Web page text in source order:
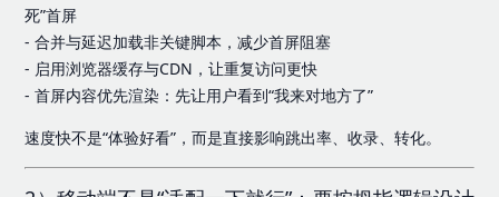
死”首屏
- 合并与延迟加载非关键脚本，减少首屏阻塞
- 启用浏览器缓存与CDN，让重复访问更快
- 首屏内容优先渲染：先让用户看到“我来对地方了”
速度快不是“体验好看”，而是直接影响跳出率、收录、转化。